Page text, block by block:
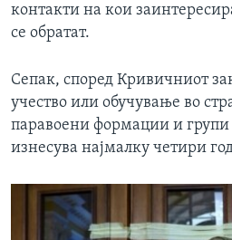
контакти на кои
се обратат.
Сепак, според Кривичниот
учество или обучување во
паравоени формации и групи
изнесува најмалку четири